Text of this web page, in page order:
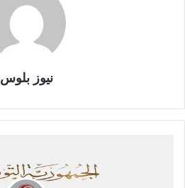
نيوز بلوس